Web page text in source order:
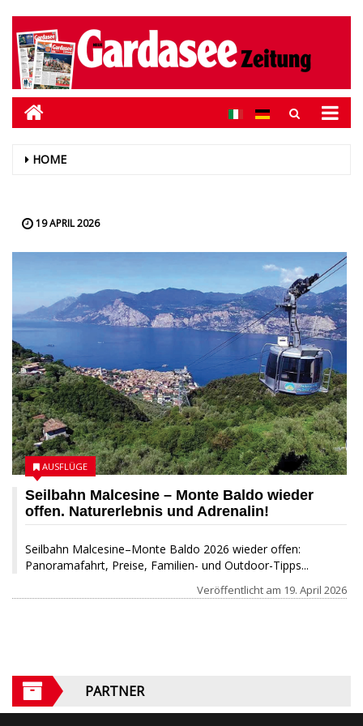
HOME
19 APRIL 2026
Seilbahn Malcesine – Monte Baldo wieder
offen. Naturerlebnis und Adrenalin!
Seilbahn Malcesine–Monte Baldo 2026 wieder offen:
Panoramafahrt, Preise, Familien- und Outdoor-Tipps...
AUSFLÜGE
Veröffentlicht am 19. April 2026
PARTNER